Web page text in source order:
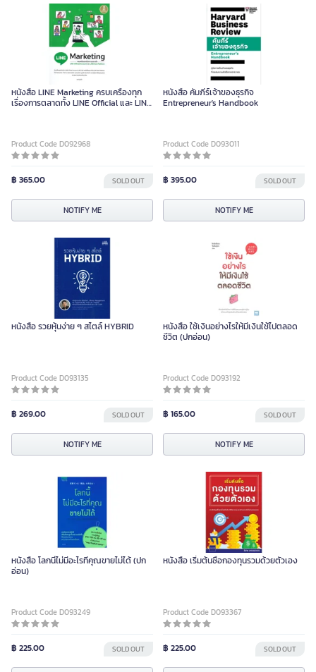
หนังสือ LINE Marketing ครบเครื่องทุก
เรื่องการตลาดทั้ง LINE Official และ LINE
Product Code D092968
฿ 365.00 SOLD OUT
NOTIFY ME
หนังสือ คัมภีร์เจ้าของธุรกิจ
Entrepreneur's Handbook
Product Code D093011
฿ 395.00 SOLD OUT
NOTIFY ME
หนังสือ รวยหุ้นง่าย ๆ สไตล์ HYBRID
Product Code D093135
฿ 269.00 SOLD OUT
NOTIFY ME
หนังสือ ใช้เงินอย่างไรให้มีเงินใช้ไปตลอด
ชีวิต (ปกอ่อน)
Product Code D093192
฿ 165.00 SOLD OUT
NOTIFY ME
หนังสือ โลกนี้ไม่มีอะไรที่คุณขายไม่ได้ (ปก
อ่อน)
Product Code D093249
฿ 225.00 SOLD OUT
หนังสือ เริ่มต้นซื้อกองทุนรวมด้วยตัวเอง
Product Code D093367
฿ 225.00 SOLD OUT